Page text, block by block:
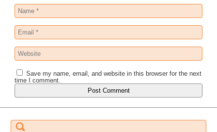
Save my name, email, and website in this browser for the next
time I comment.
e